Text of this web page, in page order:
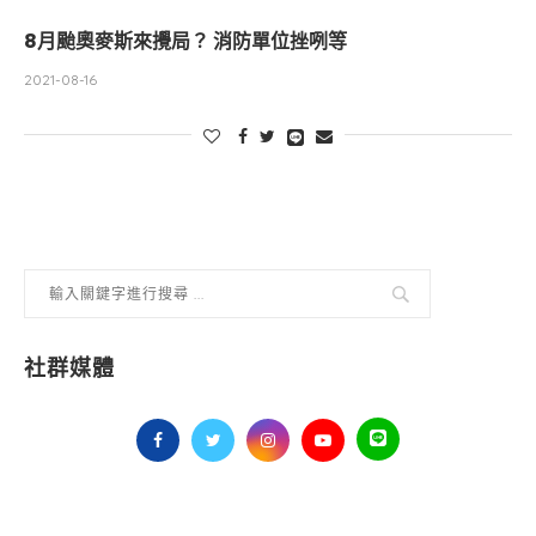
8月颱奧麥斯來攪局？ 消防單位挫咧等
2021-08-16
社群媒體